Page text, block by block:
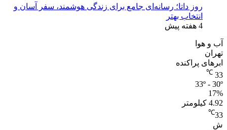
روز داتا؛ رسانه‌ای جامع برای زندگی هوشمند، سفر آسان و
انتخاب بهتر
4 هفته پیش
آب و هوا
تهران
ابرهای پراکنده
33
℃
33º - 30º
17%
4.92 کیلومتر
33
℃
ش